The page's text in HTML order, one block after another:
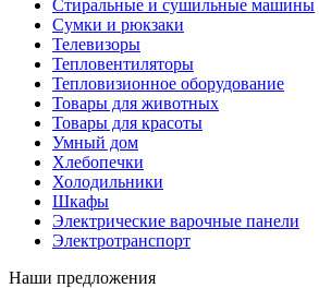
Стиральные и сушильные машины
Сумки и рюкзаки
Телевизоры
Тепловентиляторы
Тепловизионное оборудование
Товары для животных
Товары для красоты
Умный дом
Хлебопечки
Холодильники
Шкафы
Электрические варочные панели
Электротранспорт
Наши предложения